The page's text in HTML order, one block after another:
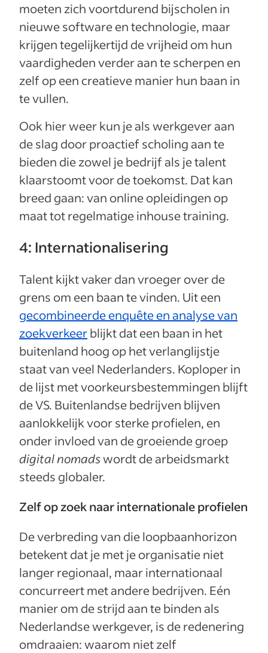
moeten zich voortdurend bijscholen in
nieuwe software en technologie, maar
krijgen tegelijkertijd de vrijheid om hun
vaardigheden verder aan te scherpen en
zelf op een creatieve manier hun baan in
te vullen.
Ook hier weer kun je als werkgever aan
de slag door proactief scholing aan te
bieden die zowel je bedrijf als je talent
klaarstoomt voor de toekomst. Dat kan
breed gaan: van online opleidingen op
maat tot regelmatige inhouse training.
4: Internationalisering
Talent kijkt vaker dan vroeger over de
grens om een baan te vinden. Uit een
gecombineerde enquête en analyse van
zoekverkeerblijkt dat een baan in het
buitenland hoog op het verlanglijstje
staat van veel Nederlanders. Koploper in
de lijst met voorkeursbestemmingen blijft
de VS. Buitenlandse bedrijven blijven
aanlokkelijk voor sterke profielen, en
onder invloed van de groeiende groep
digital nomadswordt de arbeidsmarkt
steeds globaler.
Zelf op zoek naar internationale profielen
De verbreding van die loopbaanhorizon
betekent dat je met je organisatie niet
langer regionaal, maar internationaal
concurreert met andere bedrijven. Eén
manier om de strijd aan te binden als
Nederlandse werkgever, is de redenering
omdraaien: waarom niet zelf